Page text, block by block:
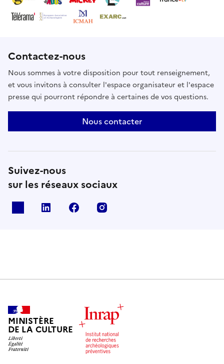
Contactez-nous
Nous sommes à votre disposition pour tout renseignement,
et vous invitons à consulter l'espace organisateur et l'espace
presse qui pourront répondre à certaines de vos questions.
Nous contacter
Suivez-nous
sur les réseaux sociaux
Linkedin Facebook
MINISTÈRE
DE LA CULTURE